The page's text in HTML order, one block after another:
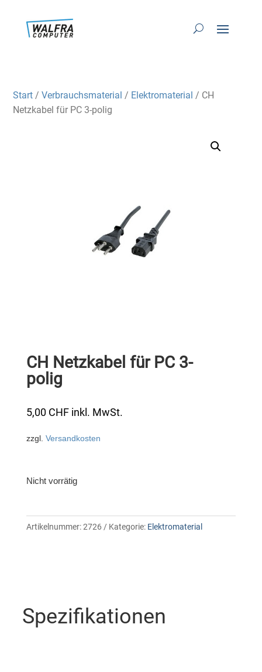
Start /Verbrauchsmaterial / Elektromaterial / CH
Netzkabel für PC 3-polig
CH Netzkabel für PC 3-
polig
5,00 CHF inkl. MwSt.
zzgl. Versandkosten
Nicht vorrätig
Artikelnummer:2726 Kategorie: Elektromaterial
Spezifikationen